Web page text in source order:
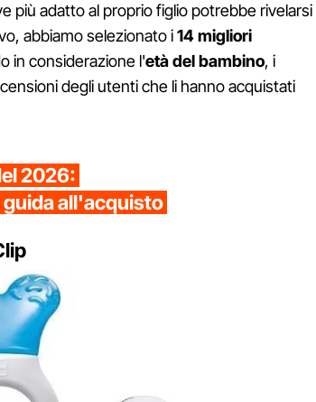
più adatto al proprio figlio potrebbe rivelarsi
abbiamo selezionato i14 migliori
in considerazione l'età del bambino, i
degli utenti che li hanno acquistati
2026:
all'acquisto